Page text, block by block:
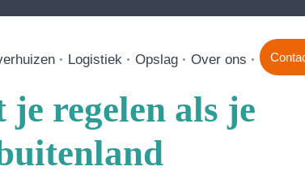
Logistiek Opslag Over ons
je regelen als je